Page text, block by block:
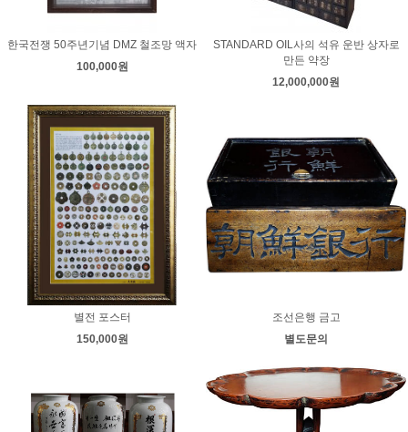
한국전쟁 50주년기념 DMZ 철조망 액자
100,000원
STANDARD OIL사의 석유 운반 상자로
만든 약장
12,000,000원
별전 포스터
150,000원
조선은행 금고
별도문의